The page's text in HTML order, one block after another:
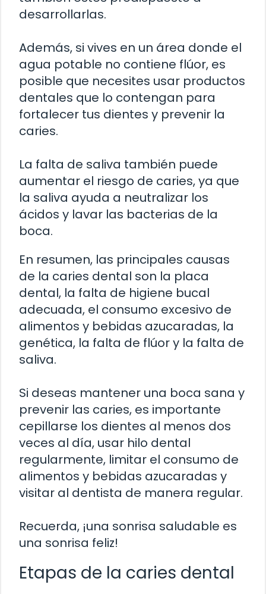
desarrollarlas.
Además, si vives en un área donde el
agua potable no contiene flúor, es
posible que necesites usar productos
dentales que lo contengan para
fortalecer tus dientes y prevenir la
caries.
La falta de saliva también puede
aumentar el riesgo de caries, ya que
la saliva ayuda a neutralizar los
ácidos y lavar las bacterias de la
boca.
En resumen, las principales causas
de la caries dental son la placa
dental, la falta de higiene bucal
adecuada, el consumo excesivo de
alimentos y bebidas azucaradas, la
genética, la falta de flúor y la falta de
saliva.
Si deseas mantener una boca sana y
prevenir las caries, es importante
cepillarse los dientes al menos dos
veces al día, usar hilo dental
regularmente, limitar el consumo de
alimentos y bebidas azucaradas y
visitar al dentista de manera regular.
Recuerda, ¡una sonrisa saludable es
una sonrisa feliz!
Etapas de la caries dental